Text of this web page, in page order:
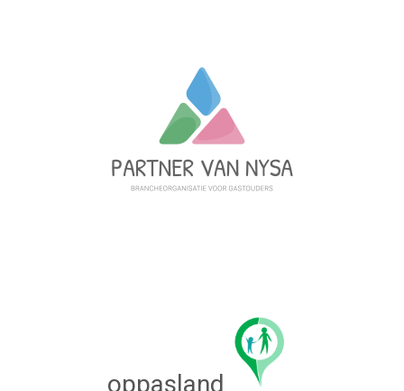
oppasland